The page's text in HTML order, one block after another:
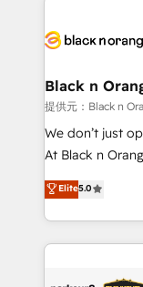
embark on a
business up for
business. If not
référencement,
projet HubSpot avec
migration et
Développement
métiers ⚙️ Configuration de la plateforme HubSpot
Book Process
Formations des
Black n
提供元：Black n
We don’t just
At Black n
Marketing with
BOOMS and
combination
businesses worldwide. As Elite
Elite5.0